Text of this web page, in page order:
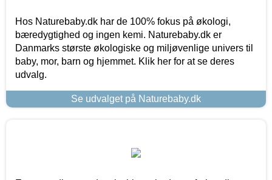
Hos Naturebaby.dk har de 100% fokus på økologi,
bæredygtighed og ingen kemi. Naturebaby.dk er
Danmarks største økologiske og miljøvenlige univers til
baby, mor, barn og hjemmet. Klik her for at se deres
udvalg.
Se udvalget på Naturebaby.dk